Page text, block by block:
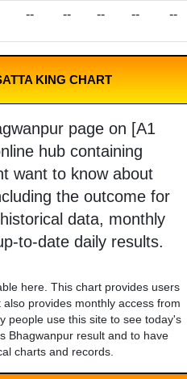
-- -- -- -- --
KING CHART
page on [A1
hub containing
want to know about
the outcome for
data, monthly
to-date daily results.
here. This chart provides users
provides monthly access from
people use this site to see today's
Bhagwanpur result and to have
charts and records.